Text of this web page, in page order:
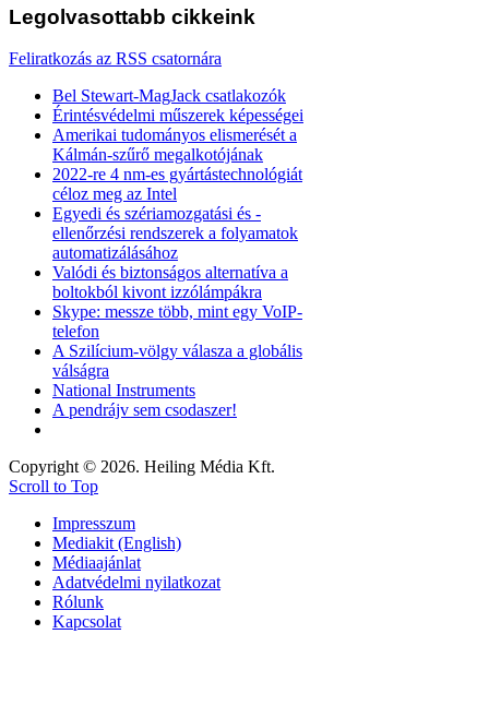
Legolvasottabb cikkeink
Feliratkozás az RSS csatornára
Bel Stewart-MagJack csatlakozók
Érintésvédelmi műszerek képességei
Amerikai tudományos elismerését a
Kálmán-szűrő megalkotójának
2022-re 4 nm-es gyártástechnológiát
céloz meg az Intel
Egyedi és szériamozgatási és -
ellenőrzési rendszerek a folyamatok
automatizálásához
Valódi és biztonságos alternatíva a
boltokból kivont izzólámpákra
Skype: messze több, mint egy VoIP-
telefon
A Szilícium-völgy válasza a globális
válságra
National Instruments
A pendrájv sem csodaszer!
Copyright © 2026. Heiling Média Kft.
Scroll to Top
Impresszum
Mediakit (English)
Médiaajánlat
Adatvédelmi nyilatkozat
Rólunk
Kapcsolat